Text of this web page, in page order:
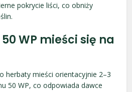
pokrycie liści, co obniży
WP mieści się na
herbaty mieści orientacyjnie 2–3
50 WP, co odpowiada dawce